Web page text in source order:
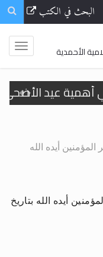
البحث في الكتب
الأحمدية
أهمية عيد
>> المزيد
>> المزيد
أيده الله
أيده الله بتاريخ